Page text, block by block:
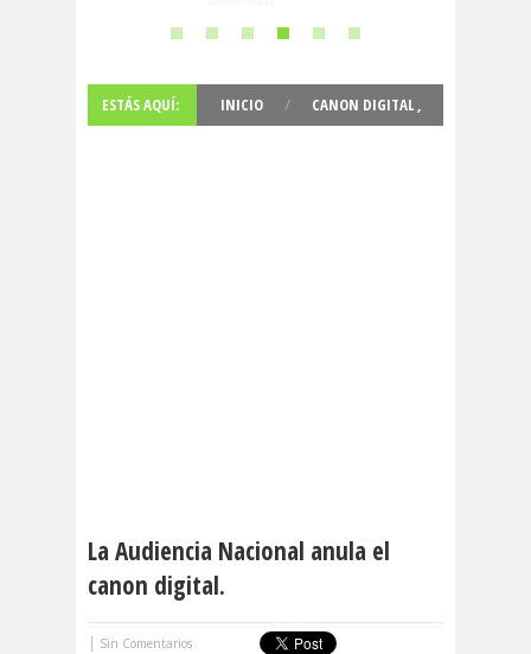
ESTÁS AQUÍ: INICIO / CANON DIGITAL ,
La Audiencia Nacional anula el
canon digital.
| Sin Comentarios